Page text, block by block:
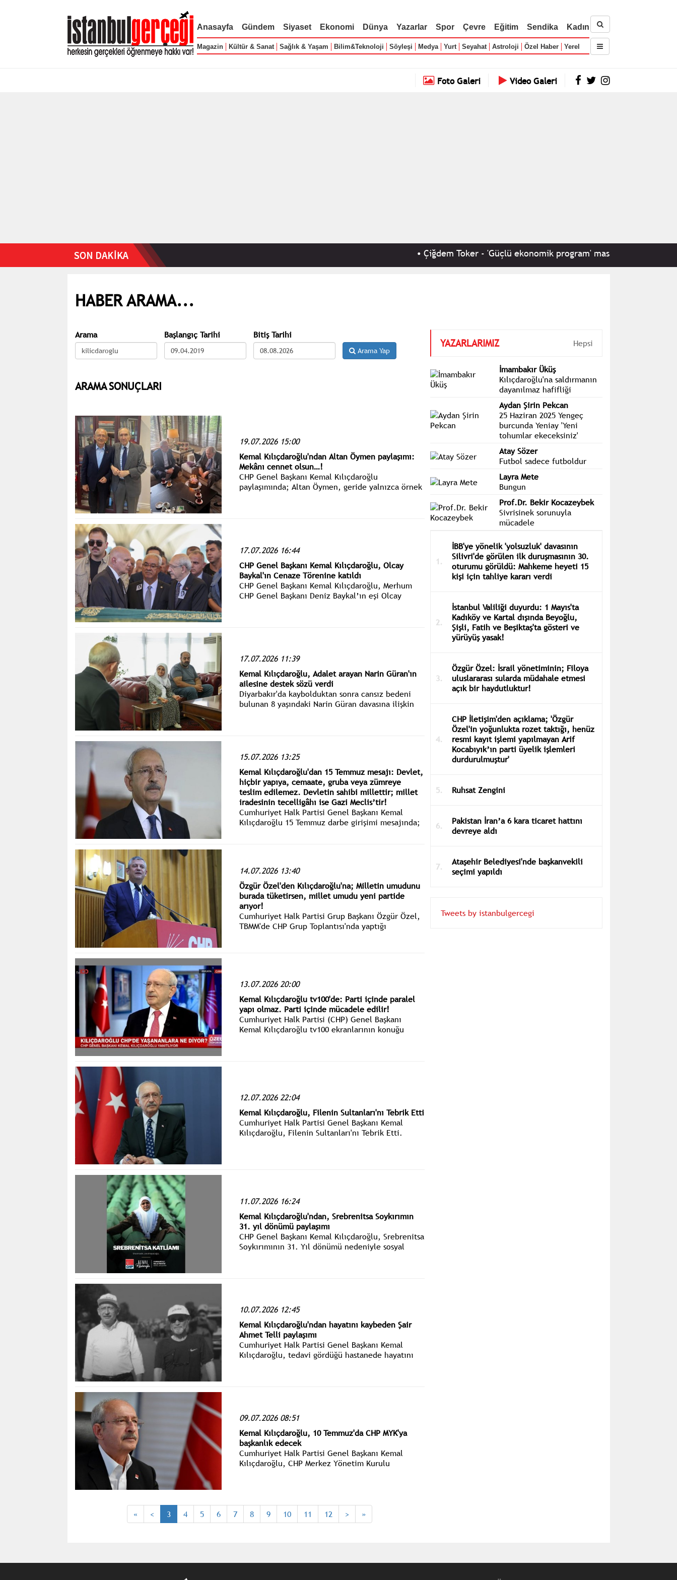
Anasayfa Gündem Siyaset Ekonomi Dünya Yazarlar Spor Çevre Eğitim Sendika Kadın
Magazin Kültür & Sanat Sağlık & Yaşam Bilim&Teknoloji Söyleşi Medya Yurt Seyahat Astroloji Özel Haber Yerel
Foto Galeri Video Galeri
Çiğdem Toker - 'Güçlü ekonomik program' masalına ısrarla devam
HABER ARAMA...
Arama Başlangıç Tarihi Bitiş Tarihi
Arama Yap
ARAMA SONUÇLARI
19.07.2026 15:00
Kemal Kılıçdaroğlu'ndan Altan Öymen paylaşımı:
Mekânı cennet olsun…!
CHP Genel Başkanı Kemal Kılıçdaroğlu
paylaşımında; Altan Öymen, geride yalnızca örnek
17.07.2026 16:44
CHP Genel Başkanı Kemal Kılıçdaroğlu, Olcay
Baykal'ın Cenaze Törenine katıldı
CHP Genel Başkanı Kemal Kılıçdaroğlu, Merhum
CHP Genel Başkanı Deniz Baykal’ın eşi Olcay
17.07.2026 11:39
Kemal Kılıçdaroğlu, Adalet arayan Narin Güran'ın
ailesine destek sözü verdi
Diyarbakır'da kaybolduktan sonra cansız bedeni
bulunan 8 yaşındaki Narin Güran davasına ilişkin
15.07.2026 13:25
Kemal Kılıçdaroğlu'dan 15 Temmuz mesajı: Devlet,
hiçbir yapıya, cemaate, gruba veya zümreye
teslim edilemez. Devletin sahibi millettir; millet
iradesinin tecelligâhı ise Gazi Meclis’tir!
Cumhuriyet Halk Partisi Genel Başkanı Kemal
Kılıçdaroğlu 15 Temmuz darbe girişimi mesajında;
14.07.2026 13:40
Özgür Özel'den Kılıçdaroğlu'na; Milletin umudunu
burada tüketirsen, millet umudu yeni partide
arıyor!
Cumhuriyet Halk Partisi Grup Başkanı Özgür Özel,
TBMM'de CHP Grup Toplantısı'nda yaptığı
13.07.2026 20:00
Kemal Kılıçdaroğlu tv100'de: Parti içinde paralel
yapı olmaz. Parti içinde mücadele edilir!
Cumhuriyet Halk Partisi (CHP) Genel Başkanı
Kemal Kılıçdaroğlu tv100 ekranlarının konuğu
12.07.2026 22:04
Kemal Kılıçdaroğlu, Filenin Sultanları'nı Tebrik Etti
Cumhuriyet Halk Partisi Genel Başkanı Kemal
Kılıçdaroğlu, Filenin Sultanları'nı Tebrik Etti.
11.07.2026 16:24
Kemal Kılıçdaroğlu'ndan, Srebrenitsa Soykırımın
31. yıl dönümü paylaşımı
CHP Genel Başkanı Kemal Kılıçdaroğlu, Srebrenitsa
Soykırımının 31. Yıl dönümü nedeniyle sosyal
10.07.2026 12:45
Kemal Kılıçdaroğlu'ndan hayatını kaybeden Şair
Ahmet Telli paylaşımı
Cumhuriyet Halk Partisi Genel Başkanı Kemal
Kılıçdaroğlu, tedavi gördüğü hastanede hayatını
09.07.2026 08:51
Kemal Kılıçdaroğlu, 10 Temmuz'da CHP MYK'ya
başkanlık edecek
Cumhuriyet Halk Partisi Genel Başkanı Kemal
Kılıçdaroğlu, CHP Merkez Yönetim Kurulu
« < 3 4 5 6 7 8 9 10 11 12 > »
YAZARLARIMIZ Hepsi
İmambakır Üküş
Kılıçdaroğlu'na saldırmanın
dayanılmaz hafifliği
Aydan Şirin Pekcan
25 Haziran 2025 Yengeç
burcunda Yeniay 'Yeni
tohumlar ekeceksiniz'
Atay Sözer
Futbol sadece futboldur
Layra Mete
Bungun
Prof.Dr. Bekir Kocazeybek
Sivrisinek sorunuyla
mücadele
İBB'ye yönelik 'yolsuzluk' davasının
Silivri'de görülen ilk duruşmasının 30.
oturumu görüldü: Mahkeme heyeti 15
kişi için tahliye kararı verdi
İstanbul Valiliği duyurdu: 1 Mayıs'ta
Kadıköy ve Kartal dışında Beyoğlu,
Şişli, Fatih ve Beşiktaş'ta gösteri ve
yürüyüş yasak!
Özgür Özel: İsrail yönetiminin; Filoya
uluslararası sularda müdahale etmesi
açık bir haydutluktur!
CHP İletişim'den açıklama; 'Özgür
Özel'in yoğunlukta rozet taktığı, henüz
resmi kayıt işlemi yapılmayan Arif
Kocabıyık’ın parti üyelik işlemleri
durdurulmuştur'
Ruhsat Zengini
Pakistan İran’a 6 kara ticaret hattını
devreye aldı
Ataşehir Belediyesi'nde başkanvekili
seçimi yapıldı
Tweets by istanbulgercegi